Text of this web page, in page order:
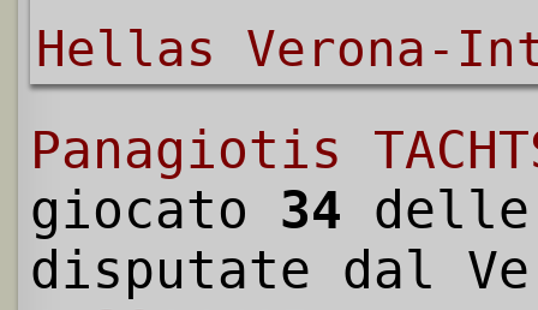
Hellas Verona-
Panagiotis
giocato 34
disputate dal